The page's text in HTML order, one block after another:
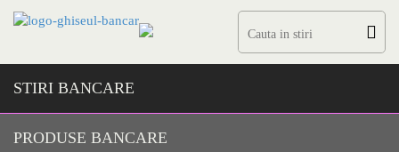
STIRI BANCARE
PRODUSE BANCARE